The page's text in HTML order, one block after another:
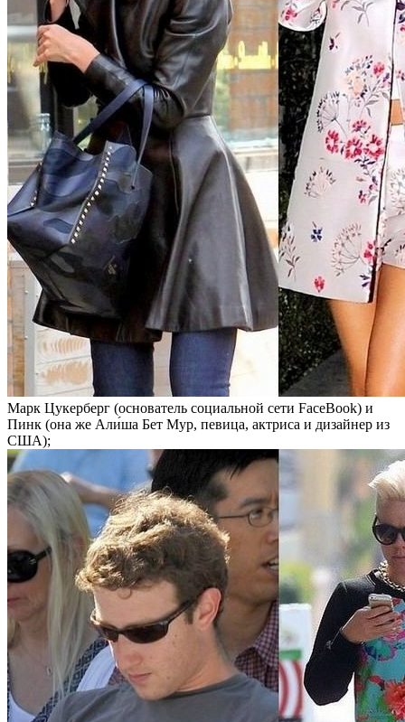
Марк Цукерберг (основатель социальной сети FaceBook) и
Пинк (она же Али́ша Бет Мур, певица, актриса и дизайнер из
США);